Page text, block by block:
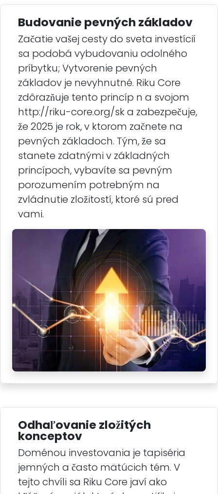
Budovanie pevných základov
Začatie vašej cesty do sveta investícií
sa podobá vybudovaniu odolného
príbytku; Vytvorenie pevných
základov je nevyhnutné. Riku Core
zdôrazňuje tento princíp n a svojom
http://riku-core.org/sk a zabezpečuje,
že 2025 je rok, v ktorom začnete na
pevných základoch. Tým, že sa
stanete zdatnými v základných
princípoch, vybavíte sa pevným
porozumením potrebným na
zvládnutie zložitostí, ktoré sú pred
vami.
Odhaľovanie zložitých
konceptov
Doménou investovania je tapiséria
jemných a často mätúcich tém. V
tejto chvíli sa Riku Core javí ako